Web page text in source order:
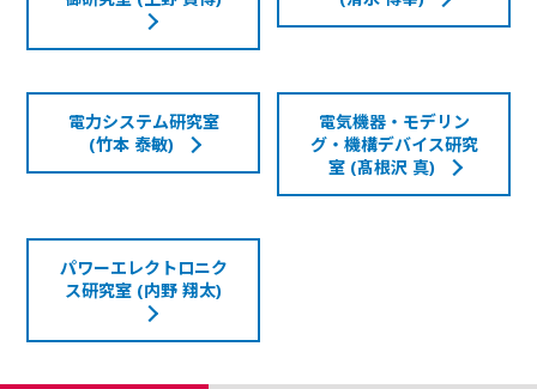
電力システム研究室
(竹本 泰敏)
電気機器・モデリン
グ・機構デバイス研究
室 (髙根沢 真)
パワーエレクトロニク
ス研究室 (内野 翔太)